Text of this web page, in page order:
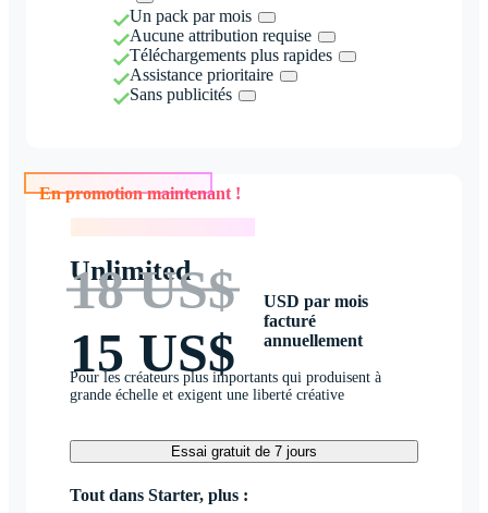
Un pack par mois
Aucune attribution requise
Téléchargements plus rapides
Assistance prioritaire
Sans publicités
En promotion maintenant !
Unlimited
18 US$
15 US$
USD par mois
facturé
annuellement
Pour les créateurs plus importants qui produisent à
grande échelle et exigent une liberté créative
Essai gratuit de 7 jours
Tout dans Starter, plus :